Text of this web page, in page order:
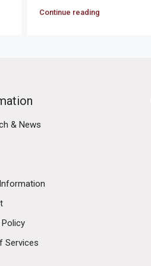
Continue reading
& News
Services